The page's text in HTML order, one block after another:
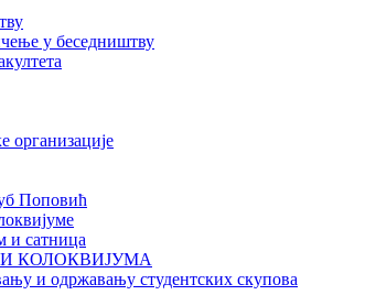
у беседништву
организације
Поповић
и сатница
КОЛОКВИЈУМА
и одржавању студентских скупова